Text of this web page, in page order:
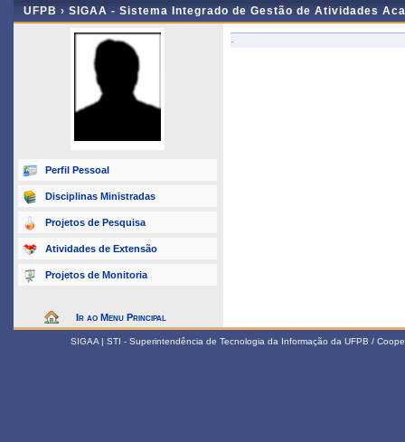
UFPB › SIGAA - Sistema Integrado de Gestão de Atividades
Perfil Pessoal
Disciplinas Ministradas
Projetos de Pesquisa
Atividades de Extensão
Projetos de Monitoria
Ir ao Menu Principal
-
SIGAA | STI - Superintendência de Tecnologia da Informação da UFPB /